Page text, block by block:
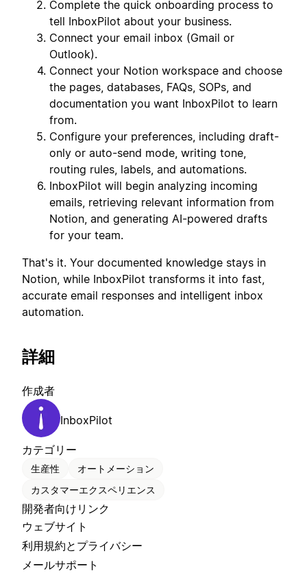
Complete the quick onboarding process to
tell InboxPilot about your business.
Connect your email inbox (Gmail or
Outlook).
Connect your Notion workspace and choose
the pages, databases, FAQs, SOPs, and
documentation you want InboxPilot to learn
from.
Configure your preferences, including draft-
only or auto-send mode, writing tone,
routing rules, labels, and automations.
InboxPilot will begin analyzing incoming
emails, retrieving relevant information from
Notion, and generating AI-powered drafts
for your team.
That's it. Your documented knowledge stays in
Notion, while InboxPilot transforms it into fast,
accurate email responses and intelligent inbox
automation.
詳細
作成者
InboxPilot
カテゴリー
生産性
オートメーション
カスタマーエクスペリエンス
開発者向けリンク
ウェブサイト
利用規約とプライバシー
メールサポート